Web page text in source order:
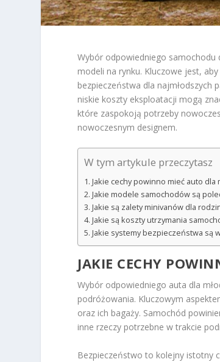
Wybór odpowiedniego samochodu
modeli na rynku. Kluczowe jest,
bezpieczeństwa dla najmłodszych
niskie koszty eksploatacji mogą
które zaspokoją potrzeby
nowoczesnym designem.
W tym artykule przeczytasz
Jakie cechy powinno mieć auto dla
Jakie modele samochodów są
Jakie są zalety minivanów dla
Jakie są koszty utrzymania
Jakie systemy bezpieczeństwa są
JAKIE CECHY
Wybór odpowiedniego auta dla
podróżowania. Kluczowym
oraz ich bagaży. Samochód
inne rzeczy potrzebne w trakcie
Bezpieczeństwo to kolejny istotny